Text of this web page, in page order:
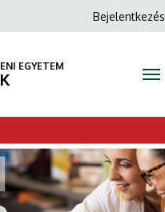
Anonim
menüje
Bejelentkezés
EGYETEM